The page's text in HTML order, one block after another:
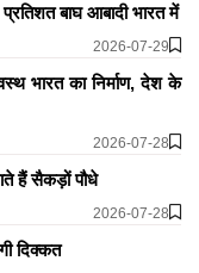
बाघ आबादी भारत में
2026-07-29
भारत का निर्माण, देश के
2026-07-28
हैं सैकड़ों पौधे
2026-07-28
दिक्कत